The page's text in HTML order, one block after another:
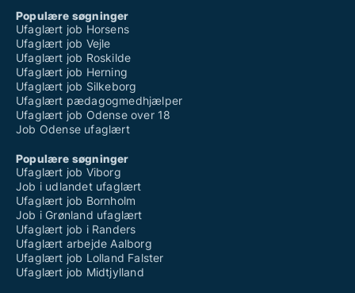
Populære søgninger
Ufaglært job Horsens
Ufaglært job Vejle
Ufaglært job Roskilde
Ufaglært job Herning
Ufaglært job Silkeborg
Ufaglært pædagogmedhjælper
Ufaglært job Odense over 18
Job Odense ufaglært
Populære søgninger
Ufaglært job Viborg
Job i udlandet ufaglært
Ufaglært job Bornholm
Job i Grønland ufaglært
Ufaglært job i Randers
Ufaglært arbejde Aalborg
Ufaglært job Lolland Falster
Ufaglært job Midtjylland